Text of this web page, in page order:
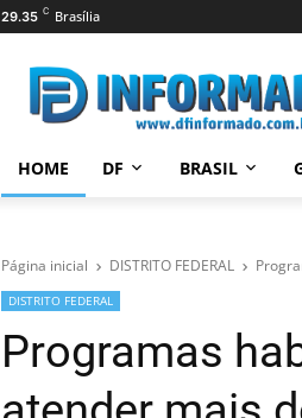
29.35 C Brasília
HOME DF BRASIL
Página inicial DISTRITO FEDERAL
DISTRITO FEDERAL
Programas